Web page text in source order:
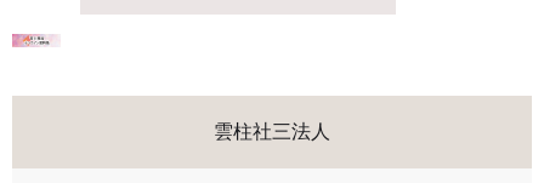
雲柱社三法人